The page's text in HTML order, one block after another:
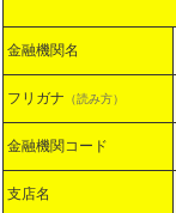
金融機関名
フリガナ （読み方）
金融機関コード
支店名